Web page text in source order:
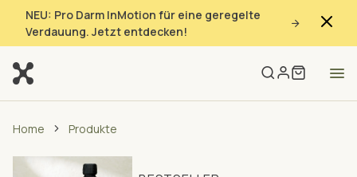
NEU: Pro Darm InMotion für eine geregelte
Verdauung. Jetzt entdecken!
Home Produkte